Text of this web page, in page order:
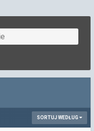
SORTUJ WEDŁUG